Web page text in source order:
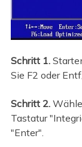
Schritt 1.
Sie F2 oder
Schritt 2.
Tastatur
"Enter".